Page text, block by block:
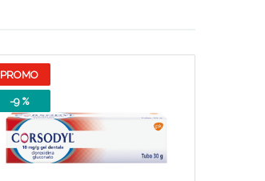
PROMO
-9 %